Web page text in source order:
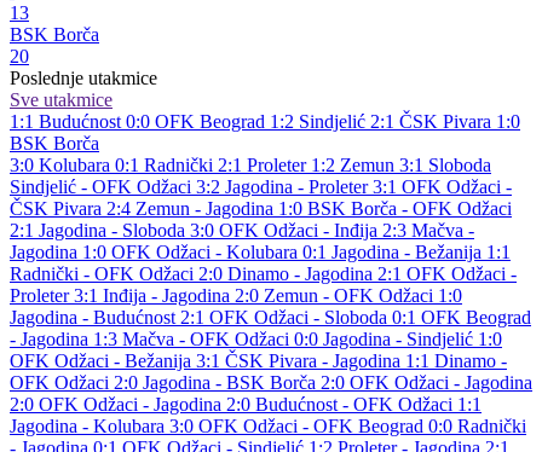
13
BSK Borča
20
Poslednje utakmice
Sve utakmice
1:1 Budućnost 0:0 OFK Beograd 1:2 Sindjelić 2:1 ČSK Pivara 1:0
BSK Borča
3:0 Kolubara 0:1 Radnički 2:1 Proleter 1:2 Zemun 3:1 Sloboda
Sindjelić - OFK Odžaci 3:2 Jagodina - Proleter 3:1 OFK Odžaci -
ČSK Pivara 2:4 Zemun - Jagodina 1:0 BSK Borča - OFK Odžaci
2:1 Jagodina - Sloboda 3:0 OFK Odžaci - Inđija 2:3 Mačva -
Jagodina 1:0 OFK Odžaci - Kolubara 0:1 Jagodina - Bežanija 1:1
Radnički - OFK Odžaci 2:0 Dinamo - Jagodina 2:1 OFK Odžaci -
Proleter 3:1 Inđija - Jagodina 2:0 Zemun - OFK Odžaci 1:0
Jagodina - Budućnost 2:1 OFK Odžaci - Sloboda 0:1 OFK Beograd
- Jagodina 1:3 Mačva - OFK Odžaci 0:0 Jagodina - Sindjelić 1:0
OFK Odžaci - Bežanija 3:1 ČSK Pivara - Jagodina 1:1 Dinamo -
OFK Odžaci 2:0 Jagodina - BSK Borča 2:0 OFK Odžaci - Jagodina
2:0 OFK Odžaci - Jagodina 2:0 Budućnost - OFK Odžaci 1:1
Jagodina - Kolubara 3:0 OFK Odžaci - OFK Beograd 0:0 Radnički
- Jagodina 0:1 OFK Odžaci - Sindjelić 1:2 Proleter - Jagodina 2:1